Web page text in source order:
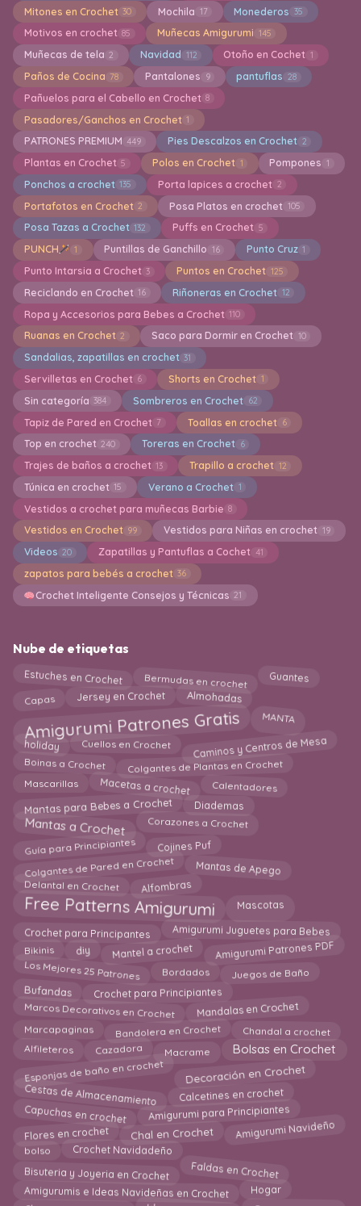
Mitones en Crochet 30 Mochila 17 Monederos 35
Motivos en crochet 85 Muñecas Amigurumi 145
Muñecas de tela 2 Navidad 112 Otoño en Cochet 1
Paños de Cocina 78 Pantalones 9 pantuflas 28
Pañuelos para el Cabello en Crochet 8
Pasadores/Ganchos en Crochet 1
PATRONES PREMIUM 449 Pies Descalzos en Crochet 2
Plantas en Crochet 5 Polos en Crochet 1 Pompones 1
Ponchos a crochet 135 Porta lapices a crochet 2
Portafotos en Crochet 2 Posa Platos en crochet 105
Posa Tazas a Crochet 132 Puffs en Crochet 5
PUNCH 1 Puntillas de Ganchillo 16 Punto Cruz 1
Punto Intarsia a Crochet 3 Puntos en Crochet 125
Reciclando en Crochet 16 Riñoneras en Crochet 12
Ropa y Accesorios para Bebes a Crochet 110
Ruanas en Crochet 2 Saco para Dormir en Crochet 10
Sandalias, zapatillas en crochet 31
Servilletas en Crochet 6 Shorts en Crochet 1
Sin categoría 384 Sombreros en Crochet 62
Tapiz de Pared en Crochet 7 Toallas en crochet 6
Top en crochet 240 Toreras en Crochet 6
Trajes de baños a crochet 13 Trapillo a crochet 12
Túnica en crochet 15 Verano a Crochet 1
Vestidos a crochet para muñecas Barbie 8
Vestidos en Crochet 99 Vestidos para Niñas en crochet 19
Videos 20 Zapatillas y Pantuflas a Cochet 41
zapatos para bebés a crochet 36
Crochet Inteligente Consejos y Técnicas 21
Nube de etiquetas
Estuches en Crochet Bermudas en crochet Guantes
Capas Jersey en Crochet Almohadas
Amigurumi Patrones Gratis MANTA
holiday Cuellos en Crochet Caminos y Centros de Mesa
Boinas a Crochet Colgantes de Plantas en Crochet
Mascarillas Macetas a crochet Calentadores
Mantas para Bebes a Crochet Diademas
Mantas a Crochet Corazones a Crochet
Guía para Principiantes Cojines Puf
Colgantes de Pared en Crochet Mantas de Apego
Delantal en Crochet Alfombras
Free Patterns Amigurumi Mascotas
Crochet para Principantes Amigurumi Juguetes para Bebes
Bikinis diy Mantel a crochet Amigurumi Patrones PDF
Los Mejores 25 Patrones Bordados Juegos de Baño
Bufandas Crochet para Principiantes
Marcos Decorativos en Crochet Mandalas en Crochet
Marcapaginas Bandolera en Crochet Chandal a crochet
Alfileteros Cazadora Macrame Bolsas en Crochet
Esponjas de baño en crochet Decoración en Crochet
Cestas de Almacenamiento Calcetines en crochet
Capuchas en crochet Amigurumi para Principiantes
Flores en crochet Chal en Crochet Amigurumi Navideño
bolso Crochet Navidadeño
Bisuteria y Joyeria en Crochet Faldas en Crochet
Amigurumis e Ideas Navideñas en Crochet Hogar